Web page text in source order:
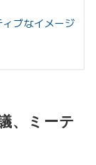
ブなイメージ
、ミーテ